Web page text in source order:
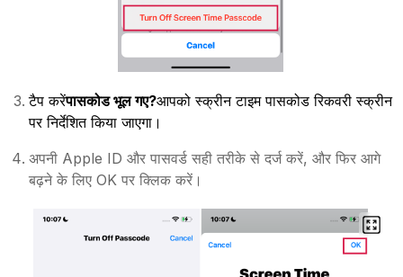
टैप करेंपासकोड भूल गए?आपको स्क्रीन टाइम पासकोड रिकवरी स्क्रीन
पर निर्देशित किया जाएगा।
अपनी Apple ID और पासवर्ड सही तरीके से दर्ज करें, और फिर आगे
बढ़ने के लिए OK पर क्लिक करें।